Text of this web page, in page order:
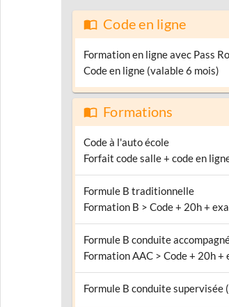
Code en ligne
Formation en ligne avec Pass
Code en ligne (valable 6 mois)
Formations
Code à l'auto école
Forfait code salle + code en
Formule B traditionnelle
Formation B > Code + 20h +
Formule B conduite
Formation AAC > Code + 20h +
Formule B conduite